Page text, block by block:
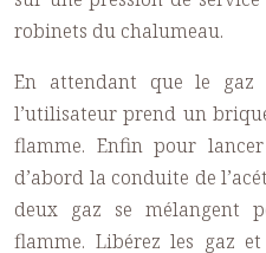
robinets du chalumeau.
En attendant que le gaz
l’utilisateur prend un
flamme. Enfin pour
d’abord la conduite de
deux gaz se mélangent
flamme. Libérez les gaz